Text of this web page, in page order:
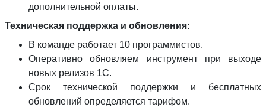
дополнительной оплаты.
Техническая поддержка и обновления:
В команде работает 10 программистов.
Оперативно обновляем инструмент при выходе
новых релизов 1С.
Срок технической поддержки и бесплатных
обновлений определяется тарифом.